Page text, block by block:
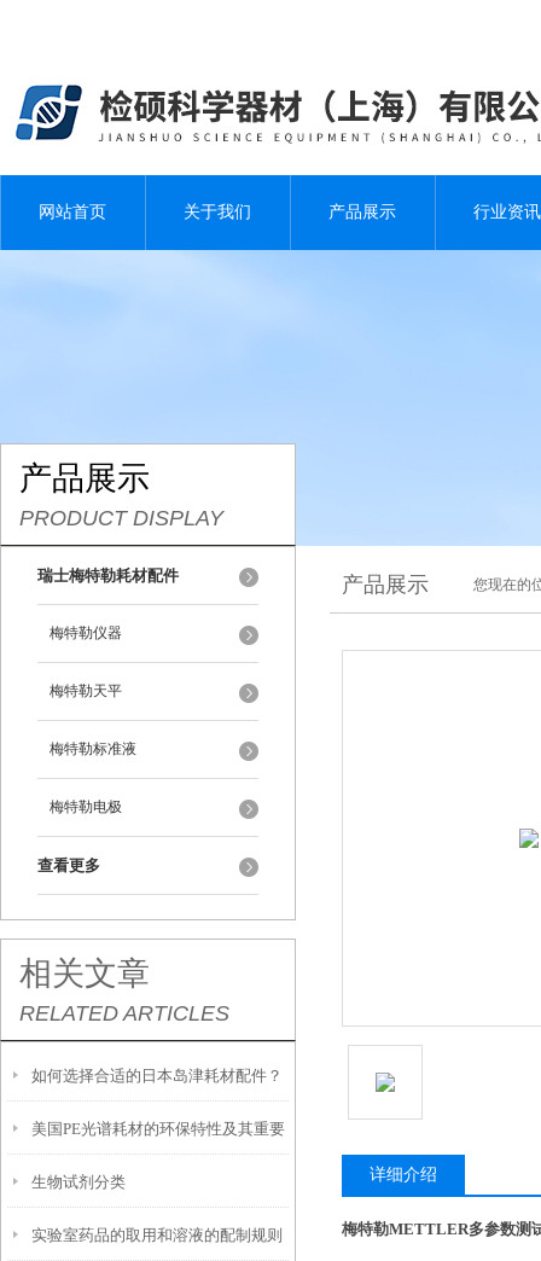
网站首页 关于我们 产品展示 行业资讯
产品展示
PRODUCT DISPLAY
瑞士梅特勒耗材配件
梅特勒仪器
梅特勒天平
梅特勒标准液
梅特勒电极
查看更多
相关文章
RELATED ARTICLES
如何选择合适的日本岛津耗材配件？
美国PE光谱耗材的环保特性及其重要
性
生物试剂分类
实验室药品的取用和溶液的配制规则
产品展示 您现在的
详细介绍
梅特勒METTLER多参数测